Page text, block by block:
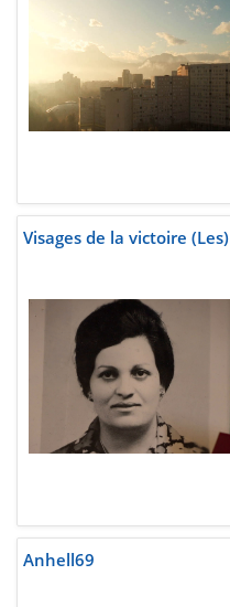
Visages de la victoire (Les)
Anhell69